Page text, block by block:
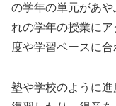
の学年の単元があ
れの学年の授業に
度や学習ペースに合
塾や学校のように